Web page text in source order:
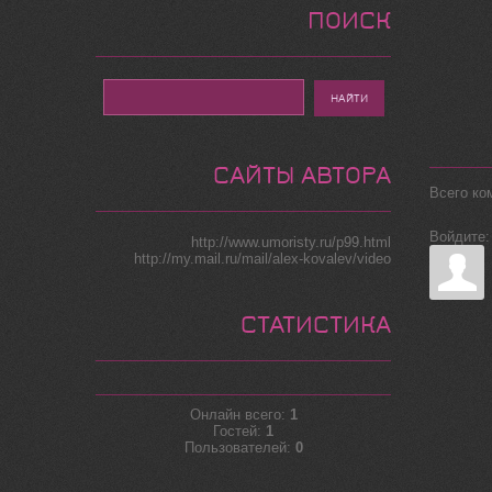
Всего
Войдите:
ПОИСК
САЙТЫ АВТОРА
http://www.umoristy.ru/p99.html
http://my.mail.ru/mail/alex-kovalev/video
СТАТИСТИКА
Онлайн всего: 1
Гостей: 1
Пользователей: 0